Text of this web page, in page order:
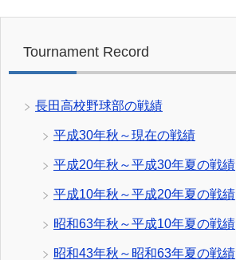
Tournament Record
長田高校野球部の戦績
平成30年秋～現在の戦績
平成20年秋～平成30年夏の戦績
平成10年秋～平成20年夏の戦績
昭和63年秋～平成10年夏の戦績
昭和43年秋～昭和63年夏の戦績